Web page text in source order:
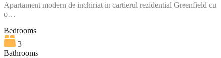
Apartament modern de inchiriat in cartierul rezidential Greenfield cu
o…
Bedrooms
3
Bathrooms